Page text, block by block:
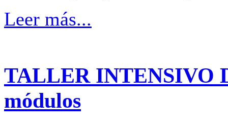
Leer más...
TALLER INTENSIVO
módulos